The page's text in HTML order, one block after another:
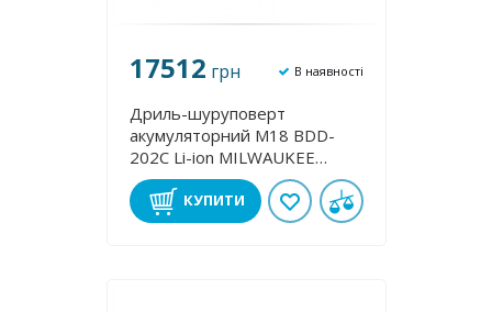
17512 грн В наявності
Дриль-шуруповерт
акумуляторний M18 BDD-
202C Lі-іon MILWAUKEE
4933443555
КУПИТИ